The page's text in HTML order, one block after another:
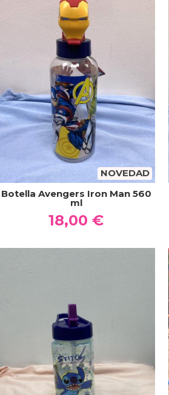
NOVEDAD
Botella Avengers Iron Man 560
ml
18,00 €